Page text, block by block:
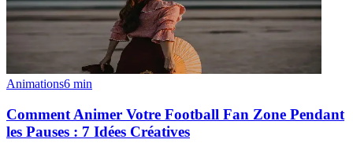
Animations6 min
Comment Animer Votre Football Fan Zone Pendant
les Pauses : 7 Idées Créatives